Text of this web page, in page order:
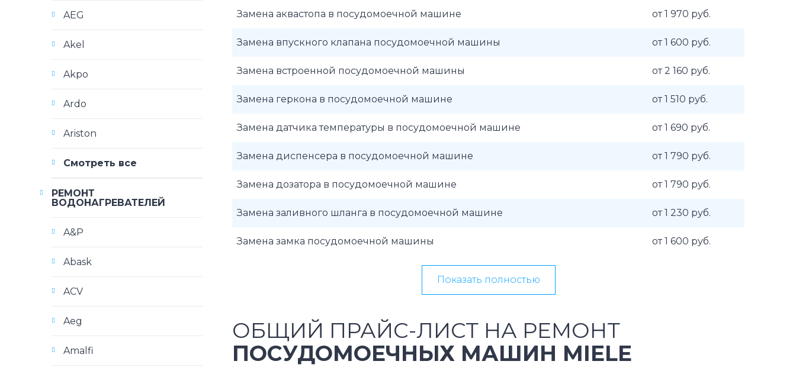
Замена аквастопа в посудомоечной машине от 1 970 руб.
Замена впускного клапана посудомоечной машины от 1 600 руб.
Замена встроенной посудомоечной машины от 2 160 руб.
Замена геркона в посудомоечной машине от 1 510 руб.
Замена датчика температуры в посудомоечной машине от 1 690 руб.
Замена диспенсера в посудомоечной машине от 1 790 руб.
Замена дозатора в посудомоечной машине от 1 790 руб.
Замена заливного шланга в посудомоечной машине от 1 230 руб.
Замена замка посудомоечной машины от 1 600 руб.
Показать полностью
ОБЩИЙ ПРАЙС-ЛИСТ НА РЕМОНТ
ПОСУДОМОЕЧНЫХ МАШИН MIELE
AEG
Akel
Akpo
Ardo
Ariston
Смотреть все
РЕМОНТ
ВОДОНАГРЕВАТЕЛЕЙ
A&P
Abask
ACV
Aeg
Amalfi